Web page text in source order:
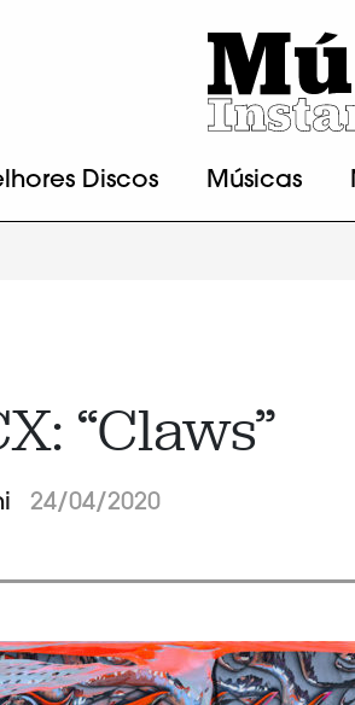
Discos Músicas
“Claws”
24/04/2020